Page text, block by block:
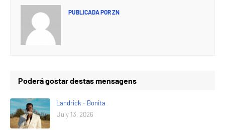
PUBLICADA PORZN
Poderá gostar destas mensagens
Landrick - Bonita
July 13, 2026